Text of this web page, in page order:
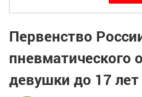
Первенство
девушки до 17 лет